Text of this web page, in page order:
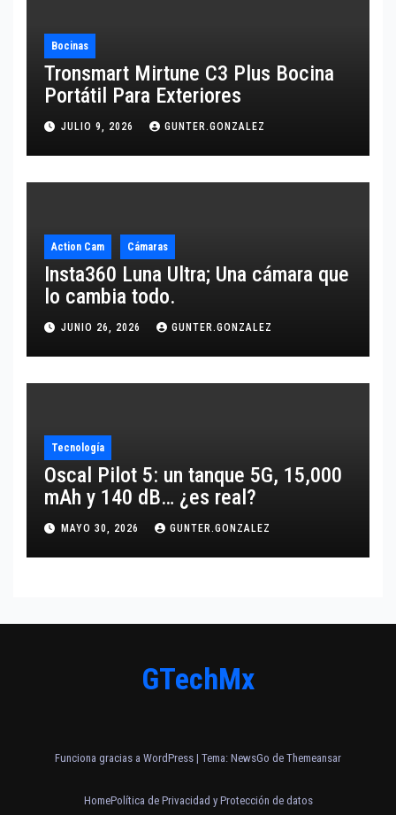
Bocinas
Tronsmart Mirtune C3 Plus Bocina
Portátil Para Exteriores
JULIO 9, 2026 GUNTER.GONZALEZ
Action Cam Cámaras
Insta360 Luna Ultra; Una cámara que
lo cambia todo.
JUNIO 26, 2026 GUNTER.GONZALEZ
Tecnología
Oscal Pilot 5: un tanque 5G, 15,000
mAh y 140 dB… ¿es real?
MAYO 30, 2026 GUNTER.GONZALEZ
GTechMx
Funciona gracias a WordPress | Tema: NewsGo de Themeansar
HomePolítica de Privacidad y Protección de datos